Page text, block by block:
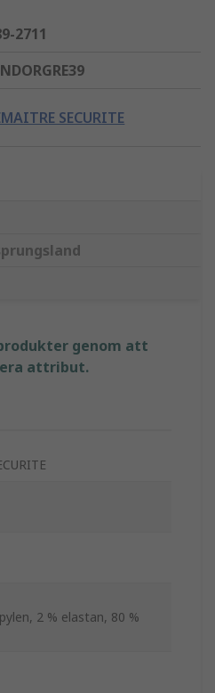
2711
SECURITE
genom att
attribut.
2 % elastan, 80 %